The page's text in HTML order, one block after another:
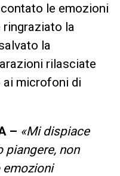
le emozioni
ringraziato la
la
rilasciate
ai microfoni di
– «Mi dispiace
piangere, non